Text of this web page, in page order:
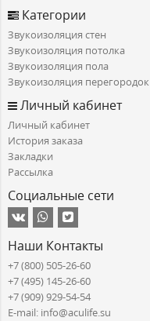
Категории
Звукоизоляция стен
Звукоизоляция потолка
Звукоизоляция пола
Звукоизоляция перегородок
Личный кабинет
Личный кабинет
История заказа
Закладки
Рассылка
Социальные сети
Наши Контакты
+7 (800) 505-26-60
+7 (495) 145-26-60
+7 (909) 929-54-54
E-mail: info@aculife.su